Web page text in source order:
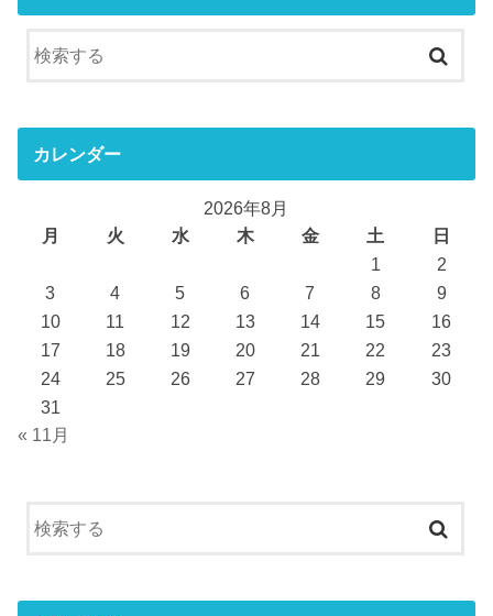
カレンダー
2026年8月
月
火 水 木 金 土
日
1
2
3
4 5 6 7 8
9
10
11 12 13 14 15
16
17
18 19 20 21 22
23
24
25 26 27 28 29
30
31
« 11月